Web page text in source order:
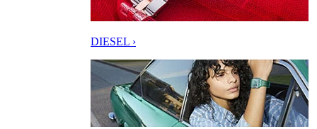
DIESEL ›